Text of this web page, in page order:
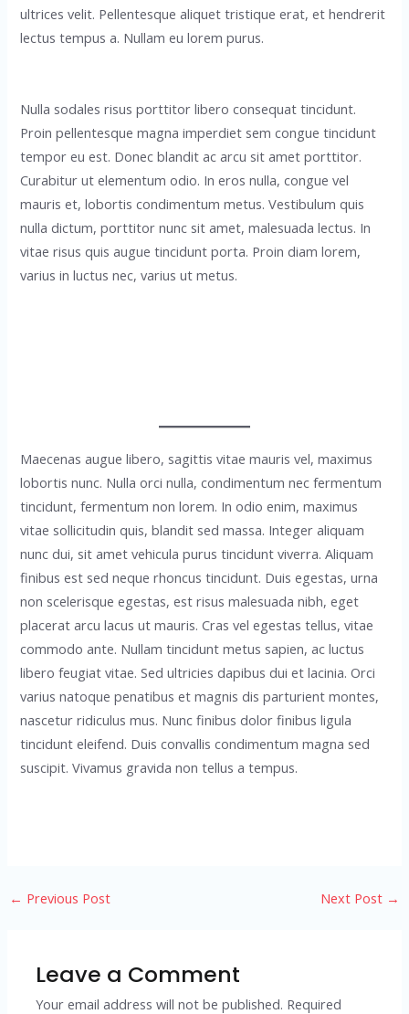
ultrices velit. Pellentesque aliquet tristique erat, et hendrerit
lectus tempus a. Nullam eu lorem purus.
Nulla sodales risus porttitor libero consequat tincidunt.
Proin pellentesque magna imperdiet sem congue tincidunt
tempor eu est. Donec blandit ac arcu sit amet porttitor.
Curabitur ut elementum odio. In eros nulla, congue vel
mauris et, lobortis condimentum metus. Vestibulum quis
nulla dictum, porttitor nunc sit amet, malesuada lectus. In
vitae risus quis augue tincidunt porta. Proin diam lorem,
varius in luctus nec, varius ut metus.
Maecenas augue libero, sagittis vitae mauris vel, maximus
lobortis nunc. Nulla orci nulla, condimentum nec fermentum
tincidunt, fermentum non lorem. In odio enim, maximus
vitae sollicitudin quis, blandit sed massa. Integer aliquam
nunc dui, sit amet vehicula purus tincidunt viverra. Aliquam
finibus est sed neque rhoncus tincidunt. Duis egestas, urna
non scelerisque egestas, est risus malesuada nibh, eget
placerat arcu lacus ut mauris. Cras vel egestas tellus, vitae
commodo ante. Nullam tincidunt metus sapien, ac luctus
libero feugiat vitae. Sed ultricies dapibus dui et lacinia. Orci
varius natoque penatibus et magnis dis parturient montes,
nascetur ridiculus mus. Nunc finibus dolor finibus ligula
tincidunt eleifend. Duis convallis condimentum magna sed
suscipit. Vivamus gravida non tellus a tempus.
Post
← Previous Post Next Post →
Leave a Comment
Your email address will not be published. Required